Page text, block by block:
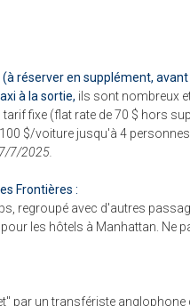
réserver en supplément,
à la sortie, ils sont nombreux
fixe (flat rate de 70 $ hors
$/voiture jusqu'à 4 personnes
7/2025.
Frontières :
regroupé avec d'autres
les hôtels à Manhattan. Ne
par un transfériste